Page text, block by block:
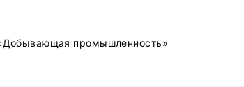
промышленность»